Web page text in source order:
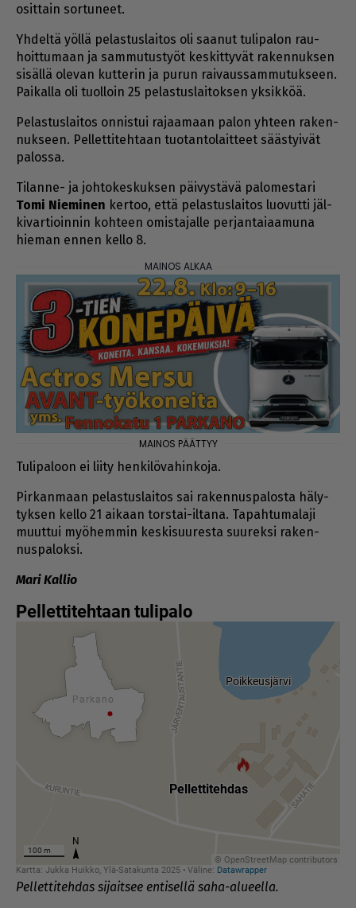
osit­tain sor­tu­neet.
Yh­del­tä yöl­lä pe­las­tus­lai­tos oli saa­nut tu­li­pa­lon rau­
hoit­tu­maan ja sam­mu­tus­työt kes­kit­ty­vät ra­ken­nuk­sen
si­säl­lä ole­van kut­te­rin ja pu­run rai­vaus­sam­mu­tuk­seen.
Pai­kal­la oli tuol­loin 25 pe­las­tus­lai­tok­sen yk­sik­köä.
Pe­las­tus­lai­tos on­nis­tui ra­jaa­maan pa­lon yh­teen ra­ken­
nuk­seen. Pel­let­ti­teh­taan tuo­tan­to­lait­teet sääs­tyi­vät
pa­los­sa.
Ti­lan­ne- ja joh­to­kes­kuk­sen päi­vys­tä­vä pa­lo­mes­ta­ri
Tomi Nie­mi­nen ker­too, et­tä pe­las­tus­lai­tos luo­vut­ti jäl­
ki­var­ti­oin­nin koh­teen omis­ta­jal­le per­jan­tai­aa­mu­na
hie­man en­nen kel­lo 8.
Tu­li­pa­loon ei lii­ty hen­ki­lö­va­hin­ko­ja.
Pir­kan­maan pe­las­tus­lai­tos sai ra­ken­nus­pa­los­ta hä­ly­
tyk­sen kel­lo 21 ai­kaan tors­tai-il­ta­na. Ta­pah­tu­ma­la­ji
muut­tui myö­hem­min kes­ki­suu­res­ta suu­rek­si ra­ken­
nus­pa­lok­si.
Mari Kal­lio
Pellettitehdas sijaitsee entisellä saha-alueella.